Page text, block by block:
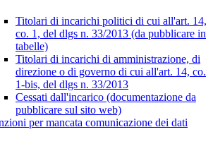
Titolari di incarichi politici di cui all'art. 14,
co. 1, del dlgs n. 33/2013 (da pubblicare in
tabelle)
Titolari di incarichi di amministrazione, di
direzione o di governo di cui all'art. 14, co.
1-bis, del dlgs n. 33/2013
Cessati dall'incarico (documentazione da
pubblicare sul sito web)
per mancata comunicazione dei dati